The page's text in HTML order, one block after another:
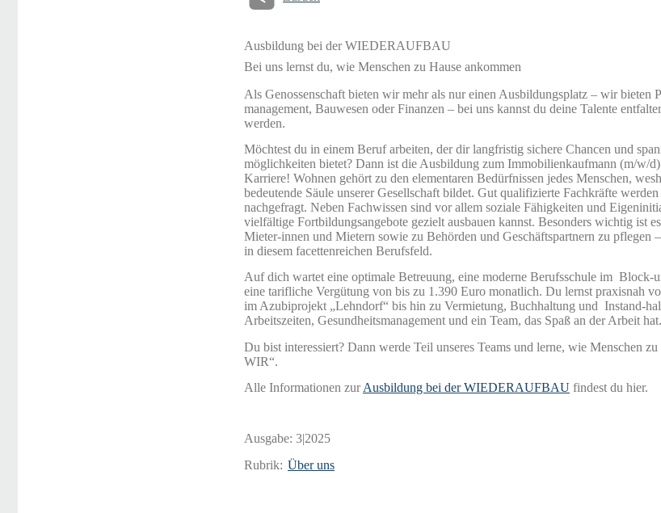
Ausbildung bei der WIEDERAUFBAU
Bei uns lernst du, wie Menschen zu Hause ankommen
Als Genossenschaft bieten wir mehr als nur einen Ausbildungsplatz – wir bieten
management, Bauwesen oder Finanzen – bei uns kannst du deine Talente
werden.
Möchtest du in einem Beruf arbeiten, der dir langfristig sichere Chancen und
möglichkeiten bietet? Dann ist die Ausbildung zum Immobilienkaufmann (m/w/
Karriere! Wohnen gehört zu den elementaren Bedürfnissen jedes Menschen,
bedeutende Säule unserer Gesellschaft bildet. Gut qualifizierte Fachkräfte
nachgefragt. Neben Fachwissen sind vor allem soziale Fähigkeiten und
vielfältige Fortbildungsangebote gezielt ausbauen kannst. Besonders wichtig ist
Mieter-innen und Mietern sowie zu Behörden und Geschäftspartnern zu pflegen
in diesem facettenreichen Berufsfeld.
Auf dich wartet eine optimale Betreuung, eine moderne Berufsschule im Block-
eine tarifliche Vergütung von bis zu 1.390 Euro monatlich. Du lernst praxisnah
im Azubiprojekt „Lehndorf“ bis hin zu Vermietung, Buchhaltung und Instand-
Arbeitszeiten, Gesundheitsmanagement und ein Team, das Spaß an der Arbeit hat.
Du bist interessiert? Dann werde Teil unseres Teams und lerne, wie Menschen
WIR“.
Alle Informationen zurAusbildung bei der WIEDERAUFBAU findest du hier.
Ausgabe: 3|2025
Rubrik: Über uns